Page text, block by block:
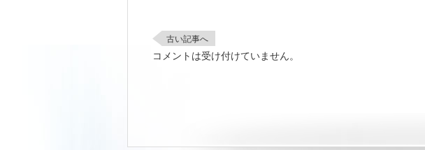
古い記事へ
コメントは受け付けていません。